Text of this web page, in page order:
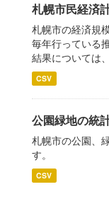
札幌市民経済
札幌市の経済規
毎年行っている
結果については
CSV
公園緑地の統
札幌市の公園、
す。
CSV